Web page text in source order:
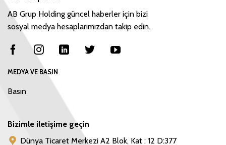
AB Grup Holding güncel haberler için bizi
sosyal medya hesaplarımızdan takip edin.
MEDYA VE BASIN
Basın
Bizimle iletişime geçin
Dünya Ticaret Merkezi A2 Blok, Kat : 12 D:377